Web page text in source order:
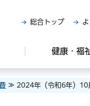
総合トップ
健康・福
≫ 2024年（令和6年）10